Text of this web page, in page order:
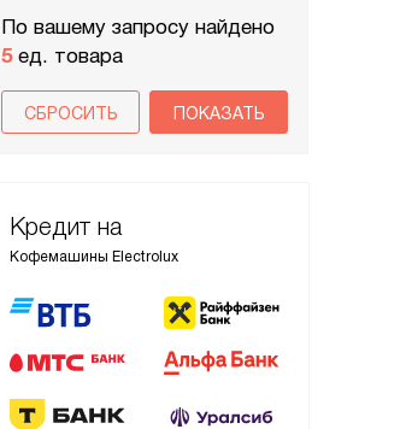
По вашему запросу найдено
5ед. товара
СБРОСИТЬ
Кредит на
Кофемашины Electrolux